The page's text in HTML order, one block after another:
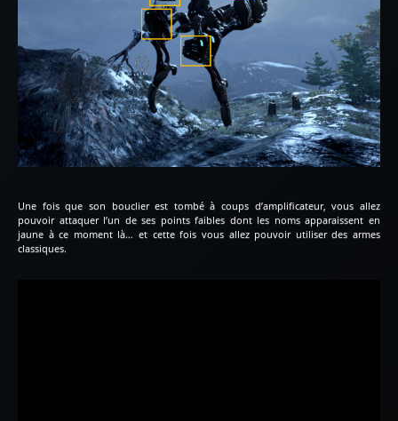
Une fois que son bouclier est tombé à coups d’amplificateur, vous allez
pouvoir attaquer l’un de ses points faibles dont les noms apparaissent en
jaune à ce moment là… et cette fois vous allez pouvoir utiliser des armes
classiques.